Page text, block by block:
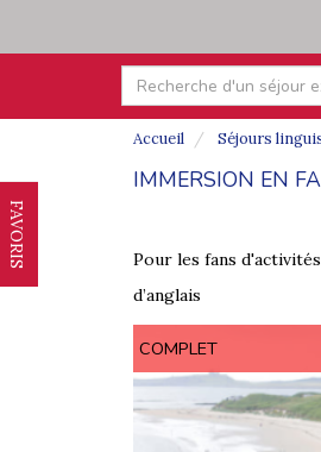
FAVORIS
Accueil Séjours
IMMERSION EN
Pour les fans
d’anglais
COMPLET